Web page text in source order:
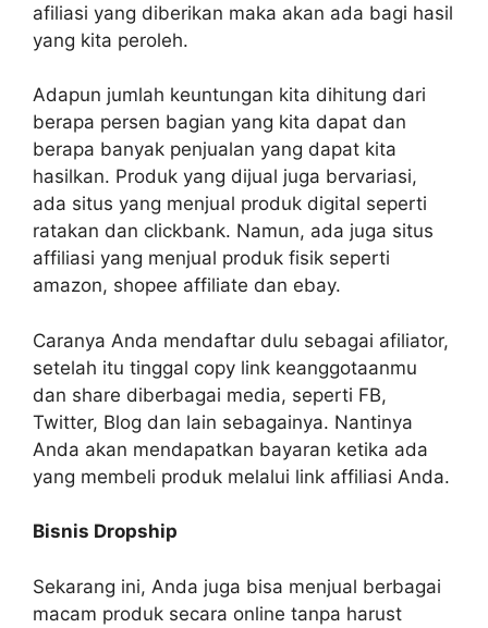
afiliasi yang diberikan maka akan ada bagi hasil
yang kita peroleh.
Adapun jumlah keuntungan kita dihitung dari
berapa persen bagian yang kita dapat dan
berapa banyak penjualan yang dapat kita
hasilkan. Produk yang dijual juga bervariasi,
ada situs yang menjual produk digital seperti
ratakan dan clickbank. Namun, ada juga situs
affiliasi yang menjual produk fisik seperti
amazon, shopee affiliate dan ebay.
Caranya Anda mendaftar dulu sebagai afiliator,
setelah itu tinggal copy link keanggotaanmu
dan share diberbagai media, seperti FB,
Twitter, Blog dan lain sebagainya. Nantinya
Anda akan mendapatkan bayaran ketika ada
yang membeli produk melalui link affiliasi Anda.
Bisnis Dropship
Sekarang ini, Anda juga bisa menjual berbagai
macam produk secara online tanpa harust